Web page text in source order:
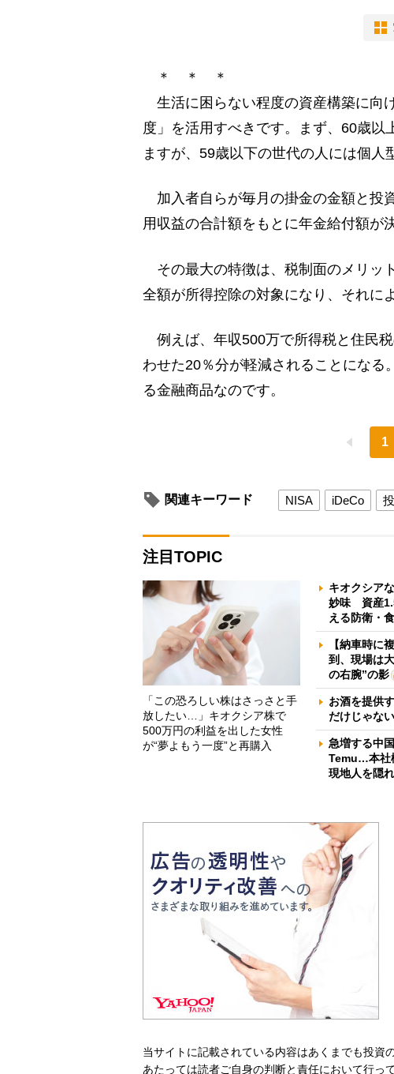
＊ ＊ ＊
生活に困らない程度の資産構築に向
度」を活用すべきです。まず、60歳以
ますが、59歳以下の世代の人には個人
加入者自らが毎月の掛金の金額と投
用収益の合計額をもとに年金給付額が
その最大の特徴は、税制面のメリッ
全額が所得控除の対象になり、それに
例えば、年収500万で所得税と住民
わせた20％分が軽減されることになる
る金融商品なのです。
1
関連キーワード NISA iDeCo
注目TOPIC
「この恐ろしい株はさっさと手
放したい…」キオクシア株で
500万円の利益を出した女性
が“夢よもう一度”と再購入
キオクシア
妙味 資産
える防衛・
【納車時に
到、現場は
の右腕”の影
お酒を提供
だけじゃな
急増する中
Temu…本社
現地人を隠
当サイトに記載されている内容はあくまでも投資
あたっては読者ご自身の判断と責任において行っ